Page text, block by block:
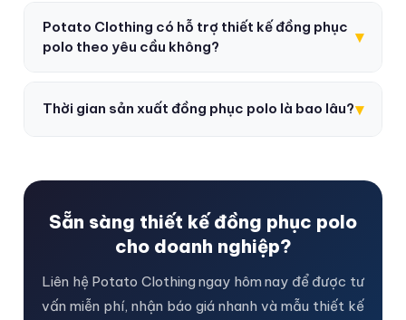
Potato Clothing có hỗ trợ thiết kế đồng phục
polo theo yêu cầu không?
▾
Thời gian sản xuất đồng phục polo là bao lâu?▾
Sẵn sàng thiết kế đồng phục polo
cho doanh nghiệp?
Liên hệ Potato Clothing ngay hôm nay để được tư
vấn miễn phí, nhận báo giá nhanh và mẫu thiết kế